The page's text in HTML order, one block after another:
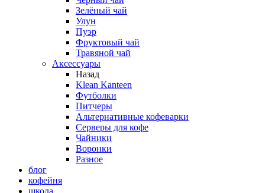
Зелёный чай
Улун
Пуэр
Фруктовый чай
Травяной чай
Аксессуары
Назад
Klean Kanteen
Футболки
Питчеры
Альтернативные кофеварки
Серверы для кофе
Чайники
Воронки
Разное
блог
кофейня
школа